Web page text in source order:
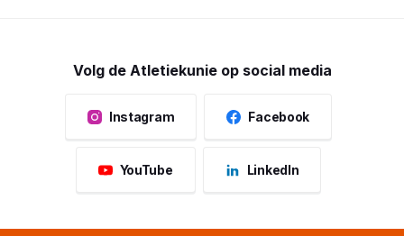
Volg de Atletiekunie op social media
Instagram Facebook
YouTube LinkedIn